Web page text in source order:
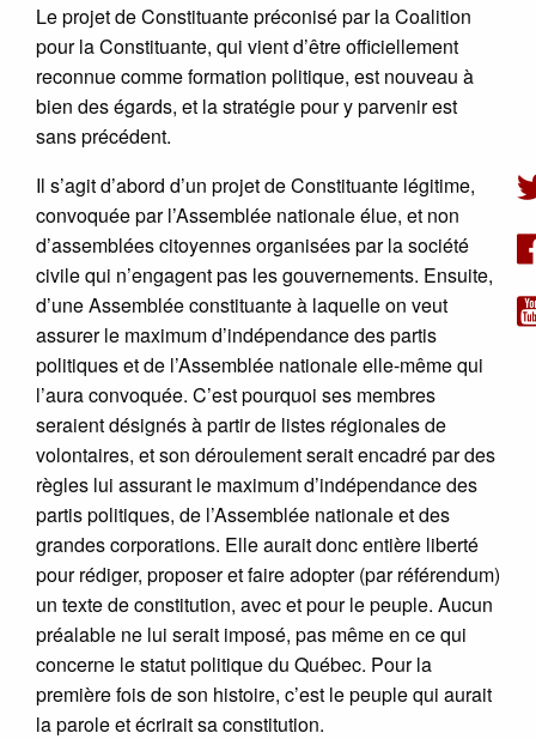
Le projet de Constituante préconisé par la Coalition
pour la Constituante, qui vient d’être officiellement
reconnue comme formation politique, est nouveau à
bien des égards, et la stratégie pour y parvenir est
sans précédent.
Il s’agit d’abord d’un projet de Constituante légitime,
convoquée par l’Assemblée nationale élue, et non
d’assemblées citoyennes organisées par la société
civile qui n’engagent pas les gouvernements. Ensuite,
d’une Assemblée constituante à laquelle on veut
assurer le maximum d’indépendance des partis
politiques et de l’Assemblée nationale elle-même qui
l’aura convoquée. C’est pourquoi ses membres
seraient désignés à partir de listes régionales de
volontaires, et son déroulement serait encadré par des
règles lui assurant le maximum d’indépendance des
partis politiques, de l’Assemblée nationale et des
grandes corporations. Elle aurait donc entière liberté
pour rédiger, proposer et faire adopter (par référendum)
un texte de constitution, avec et pour le peuple. Aucun
préalable ne lui serait imposé, pas même en ce qui
concerne le statut politique du Québec. Pour la
première fois de son histoire, c’est le peuple qui aurait
la parole et écrirait sa constitution.